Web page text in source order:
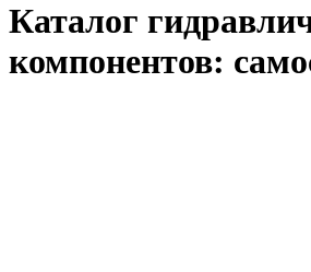
Каталог
компонентов: